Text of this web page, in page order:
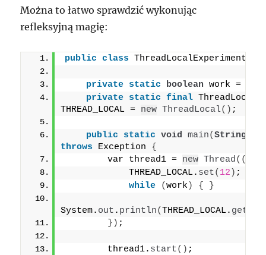
Można to łatwo sprawdzić wykonując
refleksyjną magię:
public class ThreadLocalExperiment
private static boolean work =
private static final ThreadLocal
THREAD_LOCAL = new ThreadLocal() ;
public static void main(String
throws Exception {
        var thread1 =
new Thread(()
            THREAD_LOCAL.
set( 12 ) ;
while
(work ) { }
System. out . println(THREAD_LOCAL. get
}) ;
        thread1.
start() ;